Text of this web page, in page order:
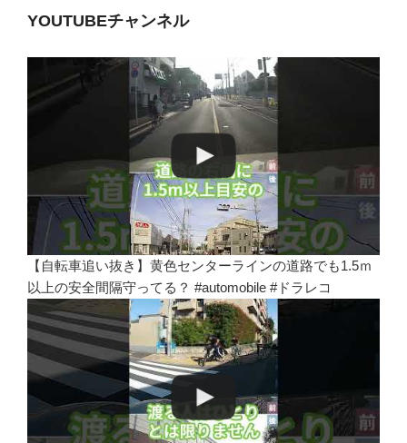
YOUTUBEチャンネル
【自転車追い抜き】黄色センターラインの道路でも1.5ｍ
以上の安全間隔守ってる？ #automobile #ドラレコ